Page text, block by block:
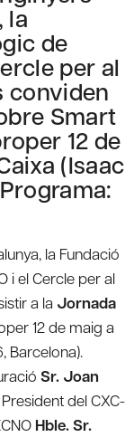
la
de
per al
conviden
Smart
12 de
(Isaac
la Fundació
i el Cercle per al
a la Jornada
12 de maig a
Barcelona).
Sr. Joan
President del CXC-
Hble. Sr.